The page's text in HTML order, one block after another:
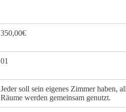
350,00€
01
Jeder soll sein eigenes Zimmer haben,
Räume werden gemeinsam genutzt.